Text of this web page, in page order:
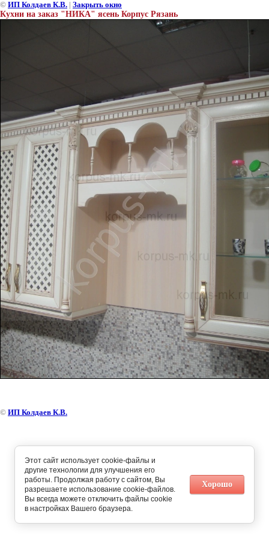
© ИП Колдаев К.В. | Закрыть окно
Кухни на заказ "НИКА" ясень Корпус Рязань
© ИП Колдаев К.В.
Этот сайт использует cookie-файлы и
другие технологии для улучшения его
работы. Продолжая работу с сайтом, Вы
разрешаете использование cookie-файлов.
Вы всегда можете отключить файлы cookie
в настройках Вашего браузера.
Хорошо